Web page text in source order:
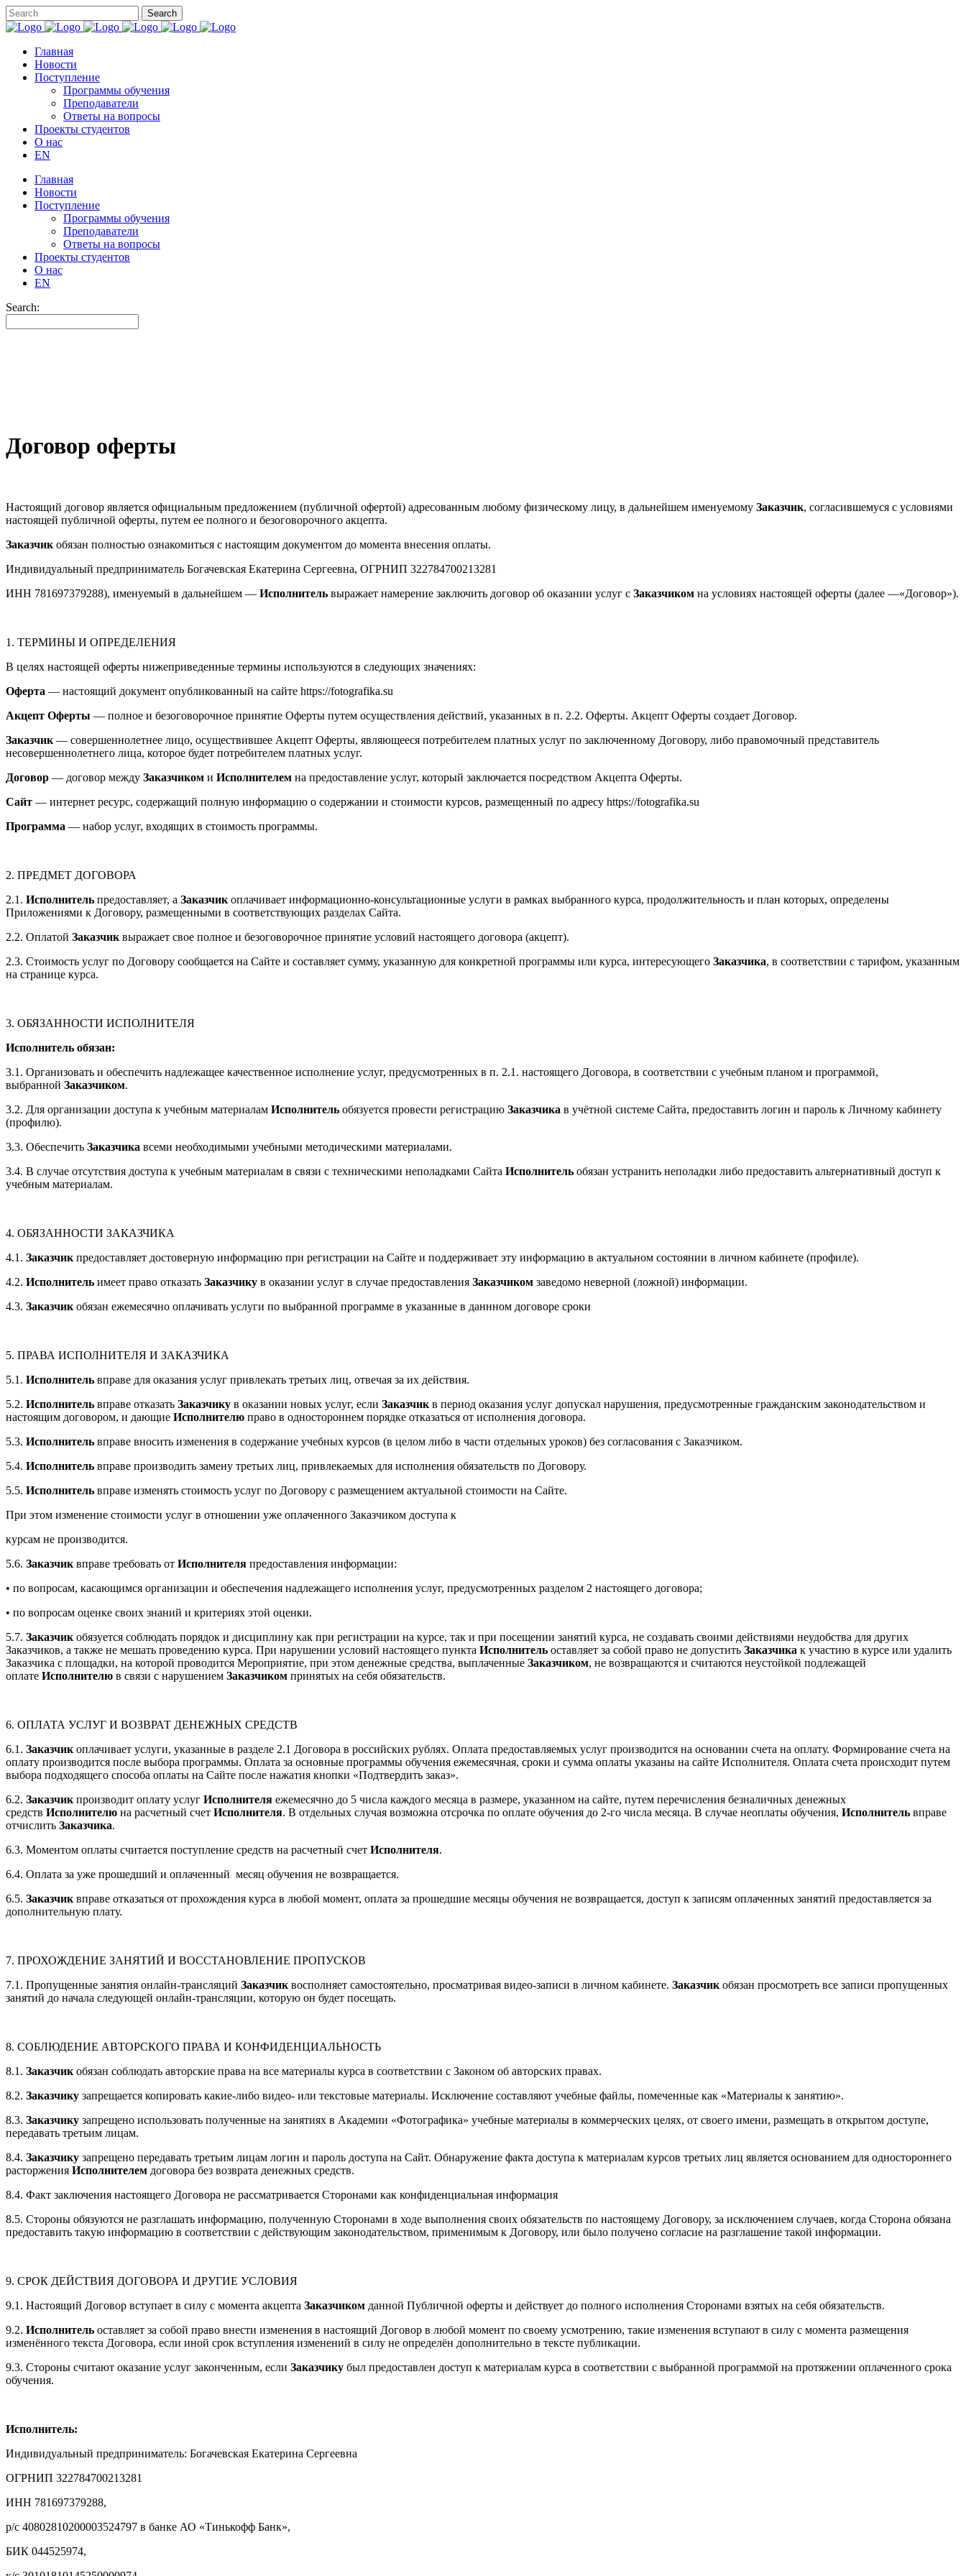
Главная
Новости
Поступление
Программы обучения
Преподаватели
Ответы на вопросы
Проекты студентов
О нас
EN
Главная
Новости
Поступление
Программы обучения
Преподаватели
Ответы на вопросы
Проекты студентов
О нас
EN
Search:
Договор оферты
Настоящий договор является официальным предложением (публичной офертой) адресованным любому физическому лицу, в дальнейшем именуемому Заказчик, согласившемуся с условиями
настоящей публичной оферты, путем ее полного и безоговорочного акцепта.
Заказчик обязан полностью ознакомиться с настоящим документом до момента внесения оплаты.
Индивидуальный предприниматель Богачевская Екатерина Сергеевна, ОГРНИП 322784700213281
ИНН 781697379288), именуемый в дальнейшем — Исполнитель выражает намерение заключить договор об оказании услуг с Заказчиком на условиях настоящей оферты (далее —«Договор»).
1. ТЕРМИНЫ И ОПРЕДЕЛЕНИЯ
В целях настоящей оферты нижеприведенные термины используются в следующих значениях:
Оферта — настоящий документ опубликованный на сайте https://fotografika.su
Акцепт Оферты — полное и безоговорочное принятие Оферты путем осуществления действий, указанных в п. 2.2. Оферты. Акцепт Оферты создает Договор.
Заказчик — совершеннолетнее лицо, осуществившее Акцепт Оферты, являющееся потребителем платных услуг по заключенному Договору, либо правомочный представитель
несовершеннолетнего лица, которое будет потребителем платных услуг.
Договор — договор между Заказчиком и Исполнителем на предоставление услуг, который заключается посредством Акцепта Оферты.
Сайт — интернет ресурс, содержащий полную информацию о cодержании и стоимости курсов, размещенный по адресу https://fotografika.su
Программа — набор услуг, входящих в стоимость программы.
2. ПРЕДМЕТ ДОГОВОРА
2.1. Исполнитель предоставляет, а Заказчик оплачивает информационно-консультационные услуги в рамках выбранного курса, продолжительность и план которых, определены
Приложениями к Договору, размещенными в соответствующих разделах Сайта.
2.2. Оплатой Заказчик выражает свое полное и безоговорочное принятие условий настоящего договора (акцепт).
2.3. Стоимость услуг по Договору сообщается на Сайте и составляет сумму, указанную для конкретной программы или курса, интересующего Заказчика, в соответствии с тарифом, указанным
на странице курса.
3. ОБЯЗАННОСТИ ИСПОЛНИТЕЛЯ
Исполнитель обязан:
3.1. Организовать и обеспечить надлежащее качественное исполнение услуг, предусмотренных в п. 2.1. настоящего Договора, в соответствии с учебным планом и программой,
выбранной Заказчиком.
3.2. Для организации доступа к учебным материалам Исполнитель обязуется провести регистрацию Заказчика в учётной системе Сайта, предоставить логин и пароль к Личному кабинету
(профилю).
3.3. Обеспечить Заказчика всеми необходимыми учебными методическими материалами.
3.4. В случае отсутствия доступа к учебным материалам в связи с техническими неполадками Сайта Исполнитель обязан устранить неполадки либо предоставить альтернативный доступ к
учебным материалам.
4. ОБЯЗАННОСТИ ЗАКАЗЧИКА
4.1. Заказчик предоставляет достоверную информацию при регистрации на Сайте и поддерживает эту информацию в актуальном состоянии в личном кабинете (профиле).
4.2. Исполнитель имеет право отказать Заказчику в оказании услуг в случае предоставления Заказчиком заведомо неверной (ложной) информации.
4.3. Заказчик обязан ежемесячно оплачивать услуги по выбранной программе в указанные в даннном договоре сроки
5. ПРАВА ИСПОЛНИТЕЛЯ И ЗАКАЗЧИКА
5.1. Исполнитель вправе для оказания услуг привлекать третьих лиц, отвечая за их действия.
5.2. Исполнитель вправе отказать Заказчику в оказании новых услуг, если Заказчик в период оказания услуг допускал нарушения, предусмотренные гражданским законодательством и
настоящим договором, и дающие Исполнителю право в одностороннем порядке отказаться от исполнения договора.
5.3. Исполнитель вправе вносить изменения в содержание учебных курсов (в целом либо в части отдельных уроков) без согласования с Заказчиком.
5.4. Исполнитель вправе производить замену третьих лиц, привлекаемых для исполнения обязательств по Договору.
5.5. Исполнитель вправе изменять стоимость услуг по Договору с размещением актуальной стоимости на Сайте.
При этом изменение стоимости услуг в отношении уже оплаченного Заказчиком доступа к
курсам не производится.
5.6. Заказчик вправе требовать от Исполнителя предоставления информации:
• по вопросам, касающимся организации и обеспечения надлежащего исполнения услуг, предусмотренных разделом 2 настоящего договора;
• по вопросам оценке своих знаний и критериях этой оценки.
5.7. Заказчик обязуется соблюдать порядок и дисциплину как при регистрации на курсе, так и при посещении занятий курса, не создавать своими действиями неудобства для других
Заказчиков, а также не мешать проведению курса. При нарушении условий настоящего пункта Исполнитель оставляет за собой право не допустить Заказчика к участию в курсе или удалить
Заказчика с площадки, на которой проводится Мероприятие, при этом денежные средства, выплаченные Заказчиком, не возвращаются и считаются неустойкой подлежащей
оплате Исполнителю в связи с нарушением Заказчиком принятых на себя обязательств.
6. ОПЛАТА УСЛУГ И ВОЗВРАТ ДЕНЕЖНЫХ СРЕДСТВ
6.1. Заказчик оплачивает услуги, указанные в разделе 2.1 Договора в российских рублях. Оплата предоставляемых услуг производится на основании счета на оплату. Формирование счета на
оплату производится после выбора программы. Оплата за основные программы обучения ежемесячная, сроки и сумма оплаты указаны на сайте Исполнителя. Оплата счета происходит путем
выбора подходящего способа оплаты на Сайте после нажатия кнопки «Подтвердить заказ».
6.2. Заказчик производит оплату услуг Исполнителя ежемесячно до 5 числа каждого месяца в размере, указанном на сайте, путем перечисления безналичных денежных
средств Исполнителю на расчетный счет Исполнителя. В отдельных случая возможна отсрочка по оплате обучения до 2-го числа месяца. В случае неоплаты обучения, Исполнитель вправе
отчислить Заказчика.
6.3. Моментом оплаты считается поступление средств на расчетный счет Исполнителя.
6.4. Оплата за уже прошедший и оплаченный месяц обучения не возвращается.
6.5. Заказчик вправе отказаться от прохождения курса в любой момент, оплата за прошедшие месяцы обучения не возвращается, доступ к записям оплаченных занятий предоставляется за
дополнительную плату.
7. ПРОХОЖДЕНИЕ ЗАНЯТИЙ И ВОССТАНОВЛЕНИЕ ПРОПУСКОВ
7.1. Пропущенные занятия онлайн-трансляций Заказчик восполняет самостоятельно, просматривая видео-записи в личном кабинете. Заказчик обязан просмотреть все записи пропущенных
занятий до начала следующей онлайн-трансляции, которую он будет посещать.
8. СОБЛЮДЕНИЕ АВТОРСКОГО ПРАВА И КОНФИДЕНЦИАЛЬНОСТЬ
8.1. Заказчик обязан соблюдать авторские права на все материалы курса в соответствии с Законом об авторских правах.
8.2. Заказчику запрещается копировать какие-либо видео- или текстовые материалы. Исключение составляют учебные файлы, помеченные как «Материалы к занятию».
8.3. Заказчику запрещено использовать полученные на занятиях в Академии «Фотографика» учебные материалы в коммерческих целях, от своего имени, размещать в открытом доступе,
передавать третьим лицам.
8.4. Заказчику запрещено передавать третьим лицам логин и пароль доступа на Сайт. Обнаружение факта доступа к материалам курсов третьих лиц является основанием для одностороннего
расторжения Исполнителем договора без возврата денежных средств.
8.4. Факт заключения настоящего Договора не рассматривается Сторонами как конфиденциальная информация
8.5. Стороны обязуются не разглашать информацию, полученную Сторонами в ходе выполнения своих обязательств по настоящему Договору, за исключением случаев, когда Сторона обязана
предоставить такую информацию в соответствии с действующим законодательством, применимым к Договору, или было получено согласие на разглашение такой информации.
9. СРОК ДЕЙСТВИЯ ДОГОВОРА И ДРУГИЕ УСЛОВИЯ
9.1. Настоящий Договор вступает в силу с момента акцепта Заказчиком данной Публичной оферты и действует до полного исполнения Сторонами взятых на себя обязательств.
9.2. Исполнитель оставляет за собой право внести изменения в настоящий Договор в любой момент по своему усмотрению, такие изменения вступают в силу с момента размещения
изменённого текста Договора, если иной срок вступления изменений в силу не определён дополнительно в тексте публикации.
9.3. Стороны считают оказание услуг законченным, если Заказчику был предоставлен доступ к материалам курса в соответствии с выбранной программой на протяжении оплаченного срока
обучения.
Исполнитель:
Индивидуальный предприниматель: Богачевская Екатерина Сергеевна
ОГРНИП 322784700213281
ИНН 781697379288,
р/с 40802810200003524797 в банке АО «Тинькофф Банк»,
БИК 044525974,